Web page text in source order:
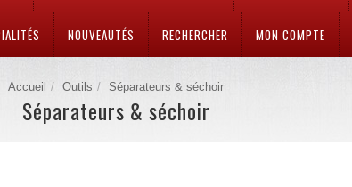
NOUVEAUTÉS RECHERCHER MON COMPTE
Accueil Outils Séparateurs & séchoir
Séparateurs & séchoir